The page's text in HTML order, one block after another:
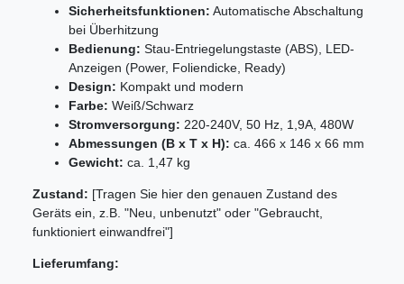
Sicherheitsfunktionen: Automatische Abschaltung
bei Überhitzung
Bedienung: Stau-Entriegelungstaste (ABS), LED-
Anzeigen (Power, Foliendicke, Ready)
Design: Kompakt und modern
Farbe: Weiß/Schwarz
Stromversorgung: 220-240V, 50 Hz, 1,9A, 480W
Abmessungen (B x T x H): ca. 466 x 146 x 66 mm
Gewicht: ca. 1,47 kg
Zustand: [Tragen Sie hier den genauen Zustand des
Geräts ein, z.B. "Neu, unbenutzt" oder "Gebraucht,
funktioniert einwandfrei"]
Lieferumfang: